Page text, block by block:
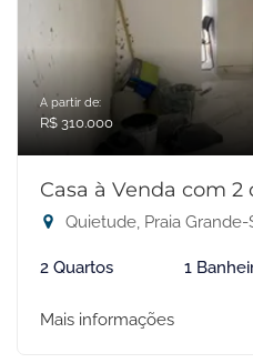
A partir de:
R$ 310.000
Casa à Venda com 2
Quietude, Praia Grande-
2 Quartos 1
Mais informações